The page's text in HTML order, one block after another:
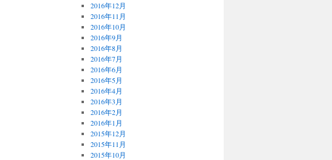
2016年12月
2016年11月
2016年10月
2016年9月
2016年8月
2016年7月
2016年6月
2016年5月
2016年4月
2016年3月
2016年2月
2016年1月
2015年12月
2015年11月
2015年10月